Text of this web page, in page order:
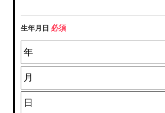
生年月日 必須